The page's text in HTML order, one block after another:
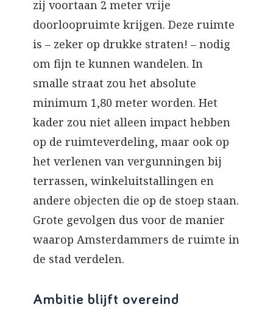
zij voortaan 2 meter vrije
doorloopruimte krijgen. Deze ruimte
is – zeker op drukke straten! – nodig
om fijn te kunnen wandelen. In
smalle straat zou het absolute
minimum 1,80 meter worden. Het
kader zou niet alleen impact hebben
op de ruimteverdeling, maar ook op
het verlenen van vergunningen bij
terrassen, winkeluitstallingen en
andere objecten die op de stoep staan.
Grote gevolgen dus voor de manier
waarop Amsterdammers de ruimte in
de stad verdelen.
Ambitie blijft overeind